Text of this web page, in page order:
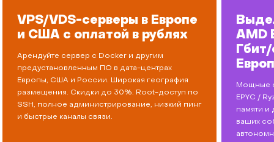
VPS/VDS-серверы в Европе
и США с оплатой в рублях
Арендуйте сервер с Docker и другим
предустановленным ПО в дата-центрах
Европы, США и России. Широкая география
размещения. Cкидки до 30%. Root-доступ по
SSH, полное администрирование, низкий пинг
и быстрые каналы связи.
AMD
Гбит/
Мощные
EPYC /
памяти и
ваших